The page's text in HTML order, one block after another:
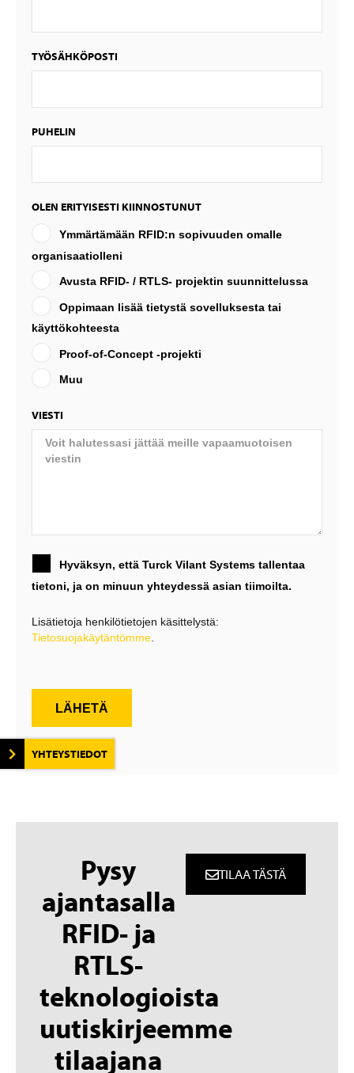
YHTEYSTIEDOT
TYÖSÄHKÖPOSTI
PUHELIN
OLEN ERITYISESTI KIINNOSTUNUT
Ymmärtämään RFID:n sopivuuden omalle
organisaatiolleni
Avusta RFID- / RTLS- projektin suunnittelussa
Oppimaan lisää tietystä sovelluksesta tai
käyttökohteesta
Proof-of-Concept -projekti
Muu
VIESTI
Hyväksyn, että Turck Vilant Systems tallentaa
tietoni, ja on minuun yhteydessä asian tiimoilta.
Lisätietoja henkilötietojen käsittelystä:
Tietosuojakäytäntömme
LÄHETÄ
Pysy
ajantasalla
RFID- ja
RTLS-
teknologioista
uutiskirjeemme
tilaajana
TILAA TÄSTÄ